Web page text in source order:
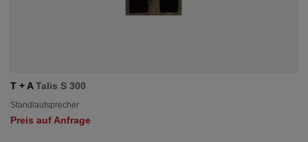
T + ATalis S 300
Standlautsprecher
Preis auf Anfrage